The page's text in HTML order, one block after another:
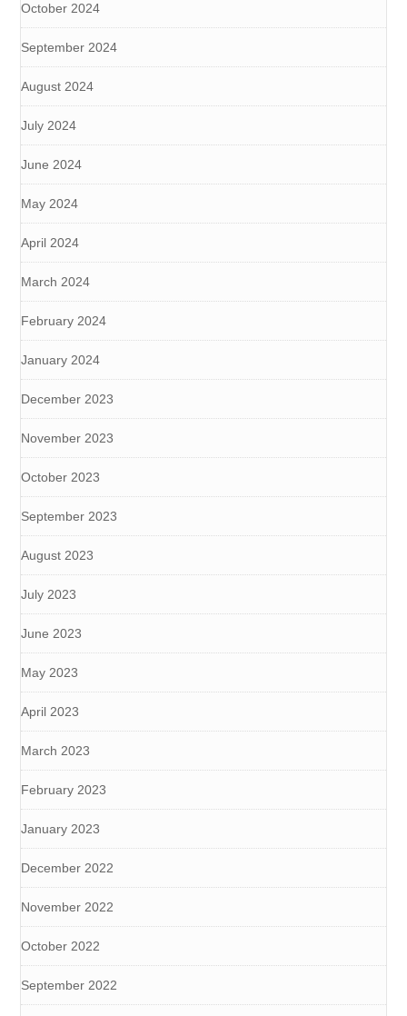
October 2024
September 2024
August 2024
July 2024
June 2024
May 2024
April 2024
March 2024
February 2024
January 2024
December 2023
November 2023
October 2023
September 2023
August 2023
July 2023
June 2023
May 2023
April 2023
March 2023
February 2023
January 2023
December 2022
November 2022
October 2022
September 2022